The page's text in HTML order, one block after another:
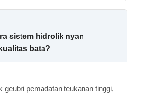
sistem hidrolik nyan
bata?
geubri pemadatan teukanan tinggi,